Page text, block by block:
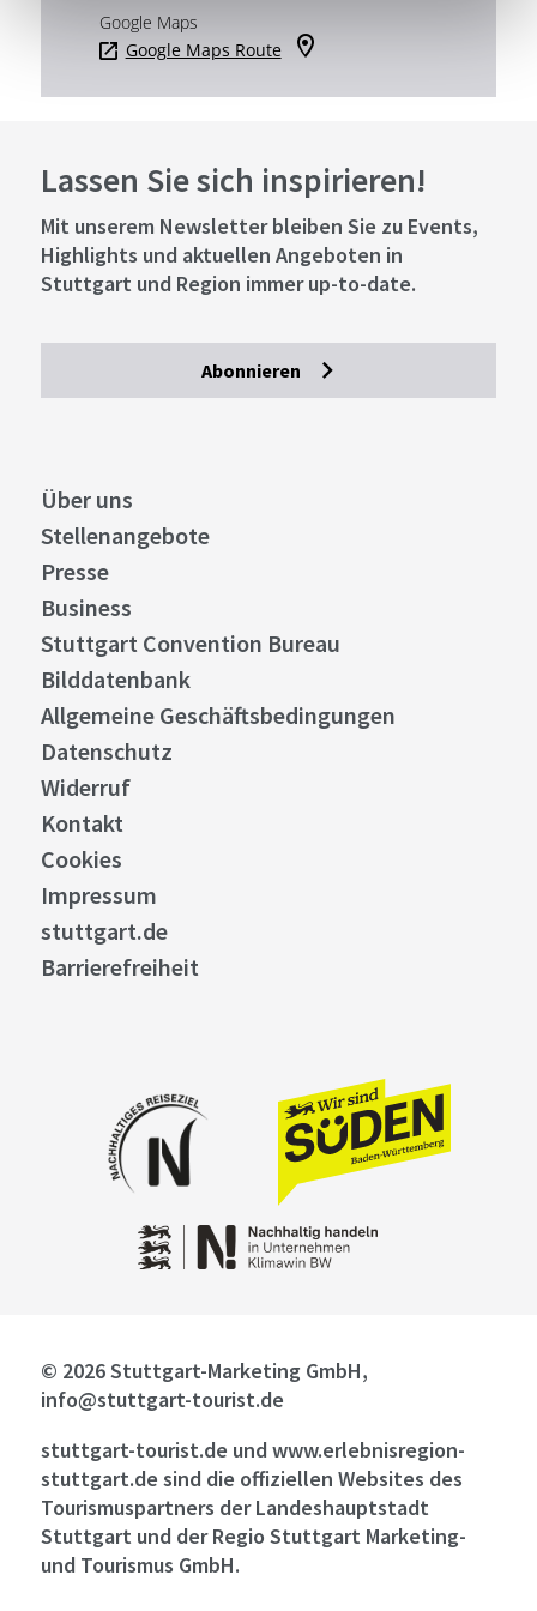
Google Maps
Google Maps Route
Lassen Sie sich inspirieren!
Mit unserem Newsletter bleiben Sie zu Events,
Highlights und aktuellen Angeboten in
Stuttgart und Region immer up-to-date.
Abonnieren
Über uns
Stellenangebote
Presse
Business
Stuttgart Convention Bureau
Bilddatenbank
Allgemeine Geschäftsbedingungen
Datenschutz
Widerruf
Kontakt
Cookies
Impressum
stuttgart.de
Barrierefreiheit
© 2026 Stuttgart-Marketing GmbH,
info@stuttgart-tourist.de
stuttgart-tourist.de und www.erlebnisregion-
stuttgart.de sind die offiziellen Websites des
Tourismuspartners der Landeshauptstadt
Stuttgart und der Regio Stuttgart Marketing-
und Tourismus GmbH.